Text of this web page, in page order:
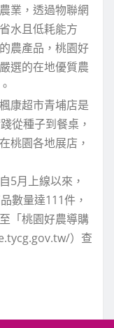
業，透過物聯網
水且低耗能方
農產品，桃園好
選的在地優質農
康超市青埔店是
從種子到餐桌，
桃園各地展店，
5月上線以來，
數量達111件，
「桃園好農導購
）查